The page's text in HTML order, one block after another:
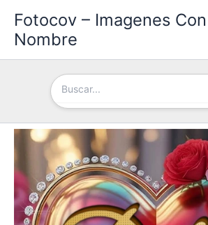
contenido
Fotocov – Imagenes Con
Nombre